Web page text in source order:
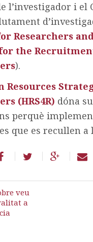
l’investigador i el
Researchers
the
).
Resources
(HRS4R) dóna
perquè
que es recullen a
veu
a